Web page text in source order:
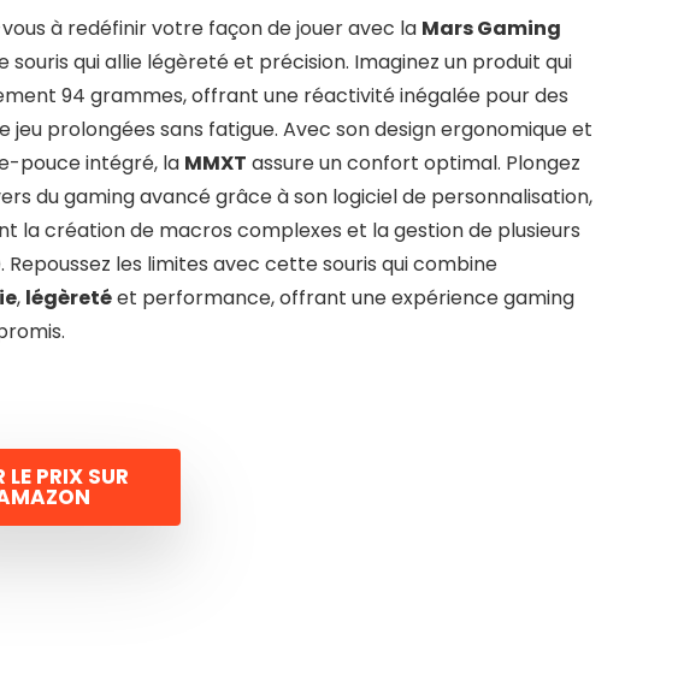
à redéfinir votre façon de jouer avec la Mars Gaming
souris qui allie légèreté et précision. Imaginez un produit qui
94 grammes, offrant une réactivité inégalée pour des
jeu prolongées sans fatigue. Avec son design ergonomique et
pouce intégré, la MMXT assure un confort optimal. Plongez
du gaming avancé grâce à son logiciel de personnalisation,
la création de macros complexes et la gestion de plusieurs
Repoussez les limites avec cette souris qui combine
, légèretéet performance, offrant une expérience gaming
LE PRIX SUR